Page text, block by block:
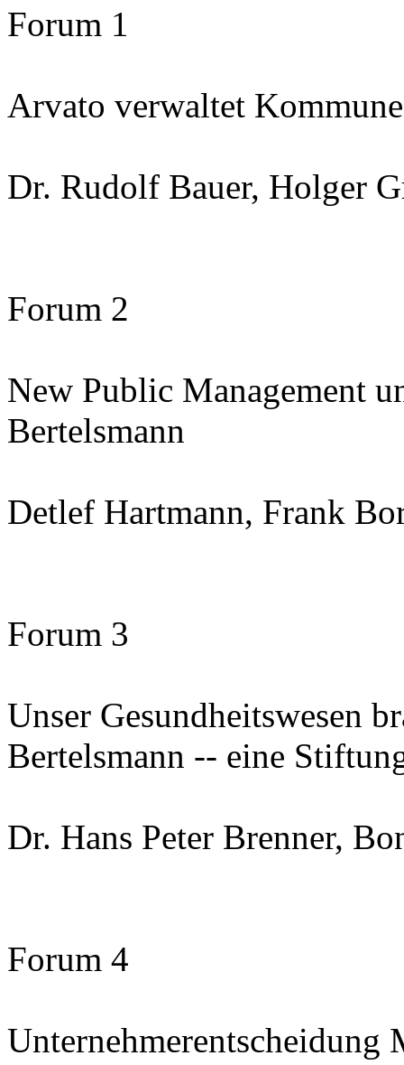
Forum 1
Arvato verwaltet
Dr. Rudolf Bauer, Holger
Forum 2
New Public Management
Bertelsmann
Detlef Hartmann, Frank
Forum 3
Unser Gesundheitswesen
Bertelsmann -- eine
Dr. Hans Peter Brenner,
Forum 4
Unternehmerentscheidung